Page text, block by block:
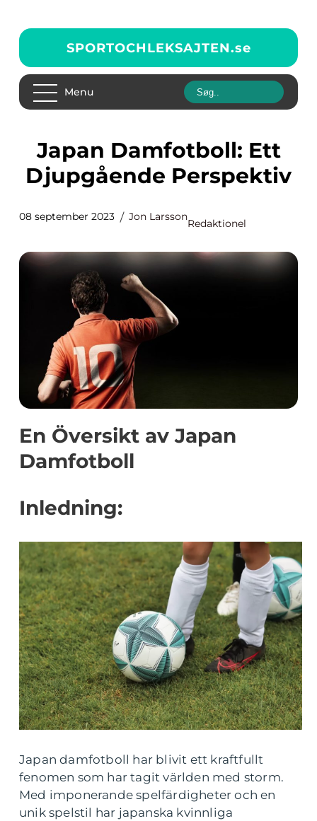
SPORTOCHLEKSAJTEN.se
Menu
Japan Damfotboll: Ett
Djupgående Perspektiv
08 september 2023 Jon Larsson
Redaktionel
En Översikt av Japan
Damfotboll
Inledning:
Japan damfotboll har blivit ett kraftfullt
fenomen som har tagit världen med storm.
Med imponerande spelfärdigheter och en
unik spelstil har japanska kvinnliga